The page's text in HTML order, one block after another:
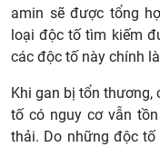
amin sẽ được tổng
loại độc tố tìm kiếm
các độc tố này chính
Khi gan bị tổn
tố có nguy cơ vẫn
thải. Do những độc